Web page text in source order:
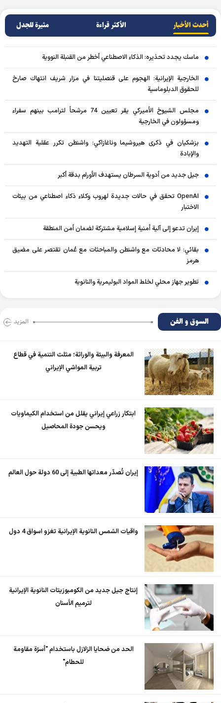
أحدث الأخبار الأکثر قراءة مثيرة للجدل
ماسك يجدد تحذيره: الذكاء الاصطناعي أخطر من القنبلة النووية
الخارجية الإيرانية: الهجوم على قنصليتنا في مزار شريف انتهاك صارخ
للحقوق الدبلوماسية
مجلس الشيوخ الأميركي يقر تعيين 74 مرشحاً لترامب بينهم سفراء
ومسؤولون في الخارجية
بزشكيان في ذكرى هيروشيما وناغازاكي: واشنطن تكرر عقلية التهديد
والإبادة
جيل جديد من أدوية السرطان يستهدف الأورام بدقة أكبر
OpenAI تحقق في حالات جديدة لهروب وكلاء ذكاء اصطناعي من بيئات
الاختبار
إيران تدعو إلى آلية أمنية إسلامية مشتركة لضمان أمن المنطقة
بقائي: لا محادثات مع واشنطن والمباحثات مع عُمان تقتصر على مضيق
هرمز
تطوير جهاز محلي لخلط المواد البوليمرية والنانوية
السوق و الفن المزید
المعرفة والبيئة والوراثة؛ مثلث التنمية في قطاع
تربية المواشي الإيراني
ابتكار زراعي إيراني يقلل من استخدام الكيماويات
ويحسن جودة المحاصيل
إيران تُصدّر معداتها الطبية إلى 60 دولة حول العالم
واقيات الشمس النانوية الإيرانية تغزو اسواق 4 دول
إنتاج جيل جديد من الكومبوزيتات النانوية الإيرانية
لترميم الأسنان
الحد من ضحايا الزلازل باستخدام "أسرّة مقاومة
للحطام"